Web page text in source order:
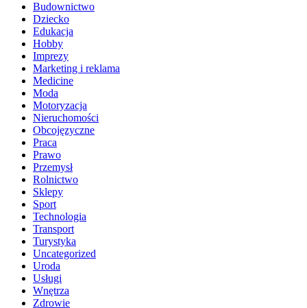
Budownictwo
Dziecko
Edukacja
Hobby
Imprezy
Marketing i reklama
Medicine
Moda
Motoryzacja
Nieruchomości
Obcojęzyczne
Praca
Prawo
Przemysł
Rolnictwo
Sklepy
Sport
Technologia
Transport
Turystyka
Uncategorized
Uroda
Usługi
Wnętrza
Zdrowie